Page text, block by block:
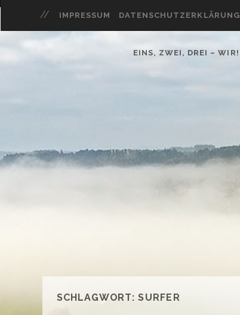
IMPRESSUM DATENSCHUTZERKLÄRUNG
EINS, ZWEI, DREI – WIR!
SCHLAGWORT:SURFER